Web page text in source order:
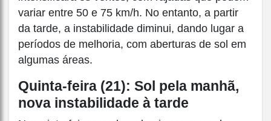
variar entre 50 e 75 km/h. No entanto, a partir
da tarde, a instabilidade diminui, dando lugar a
períodos de melhoria, com aberturas de sol em
algumas áreas.
Quinta-feira (21): Sol pela manhã,
nova instabilidade à tarde